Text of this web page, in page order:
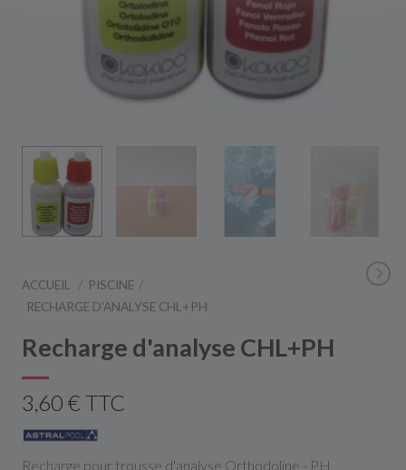
ACCUEIL
PISCINE
RECHARGE D'ANALYSE CHL+PH
Recharge d'analyse CHL+PH
3,60 € TTC
Recharge pour trousse d'analyse Orthodoline - PH